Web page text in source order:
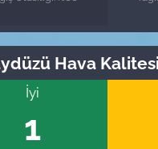
Hava Kalitesi
İyi
1